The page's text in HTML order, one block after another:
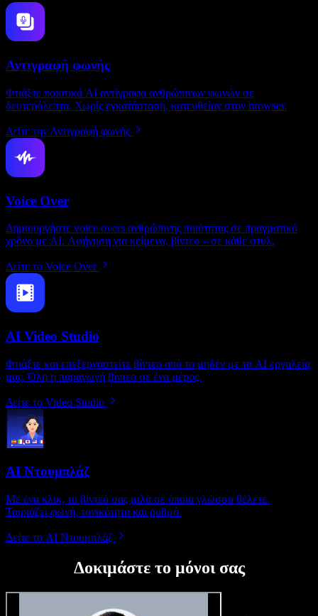
Αντιγραφή φωνής
Φτιάξτε ποιοτικά AI αντίγραφα ανθρώπινων φωνών σε
δευτερόλεπτα. Χωρίς εγκατάσταση, κατευθείαν στον browser.
Δείτε την Αντιγραφή φωνής
Voice Over
Δημιουργήστε voice overs ανθρώπινης ποιότητας σε πραγματικό
χρόνο με AI. Αφήγηση για κείμενα, βίντεο – σε κάθε στυλ.
Δείτε το Voice Over
AI Video Studio
Φτιάξτε και επεξεργαστείτε βίντεο από το μηδέν με τα AI εργαλεία
μας. Όλη η παραγωγή βίντεο σε ένα μέρος.
Δείτε το Video Studio
AI Ντουμπλάζ
Με ένα κλικ, το βίντεό σας μιλά σε όποια γλώσσα θέλετε.
Ταιριάζει φωνή, τονικότητα και ρυθμό.
Δείτε το AI Ντουμπλάζ
Δοκιμάστε το μόνοι σας